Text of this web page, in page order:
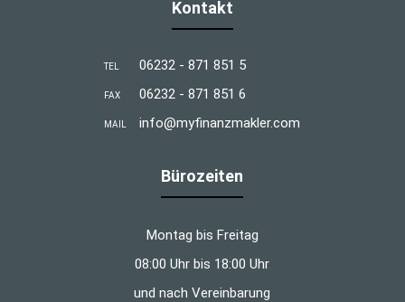
Kontakt
TEL 06232 - 871 851 5
FAX 06232 - 871 851 6
MAIL info@myfinanzmakler.com
Bürozeiten
Montag bis Freitag
08:00 Uhr bis 18:00 Uhr
und nach Vereinbarung